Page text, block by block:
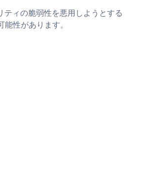
ィの脆弱性を悪用しようとする
性があります。